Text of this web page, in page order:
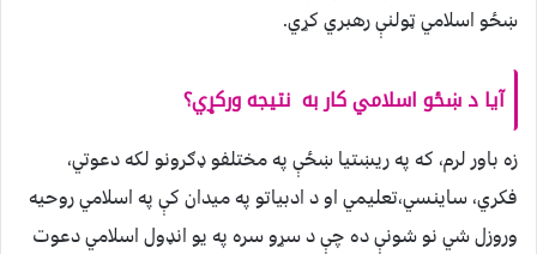
ښځو اسلامي ټولنې رهبري کړي.
آيا د ښځو اسلامي کار به نتيجه ورکړي؟
زه باور لرم، که په ريښتيا ښځې په مختلفو ډګرونو لکه دعوتي،
فکري، ساينسي،تعليمي او د ادبياتو په ميدان کې په اسلامي روحيه
وروزل شي نو شونې ده چې د سړو سره په يو انډول اسلامي دعوت